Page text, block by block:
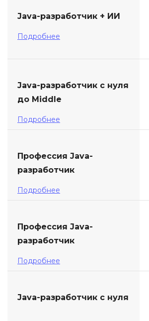
Java-разработчик + ИИ
Подробнее
Java-разработчик с нуля
до Middle
Подробнее
Профессия Java-
разработчик
Подробнее
Профессия Java-
разработчик
Подробнее
Java-разработчик с нуля